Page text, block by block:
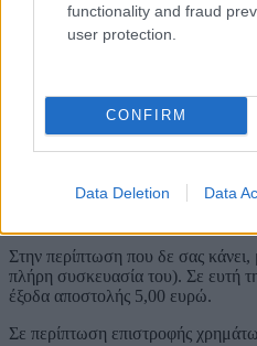
functionality and fraud
user protection.
CONFIRM
Data Deletion Data
- με αποδεδειγμένη υπαιτιότητα
λανθασμένα προϊόντα ή προϊόντα
- σε όλες τις περιπτώσεις στις
πραγματικό ελάττωμα ή αλλοίωση
μεταφοράς αλλά και της
Στην περίπτωση που δε σας κάνει,
πλήρη συσκευασία του). Σε ευτή
έξοδα αποστολής 5,00 ευρώ.
Σε περίπτωση επιστροφής